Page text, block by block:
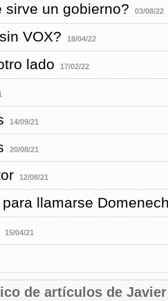
sirve un gobierno? 03/08/22
VOX? 18/04/22
lado 17/02/22
14/09/21
20/08/21
12/08/21
llamarse
15/04/21
de artículos de